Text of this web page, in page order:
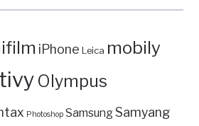
iPhone Leica mobily
Olympus
Photoshop SamsungSamyang